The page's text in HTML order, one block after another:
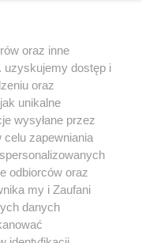
się z nami
oraz inne
uzyskujemy dostęp i
oraz
unikalne
wysyłane przez
celu zapewniania
odbiorców oraz
my i Zaufani
danych